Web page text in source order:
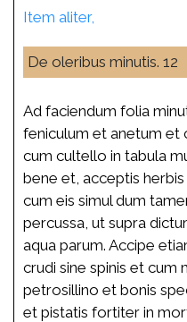
Item aliter,
De oleribus minutis. 12
Ad faciendum folia
feniculum et anetum
cum cultello in tabula
bene et, acceptis
cum eis simul dum
percussa, ut supra
aqua parum. Accipe
crudi sine spinis et cum
petrosillino et bonis
et pistatis fortiter in